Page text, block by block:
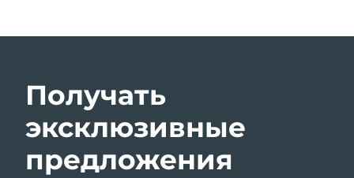
Получать
эксклюзивные
предложения